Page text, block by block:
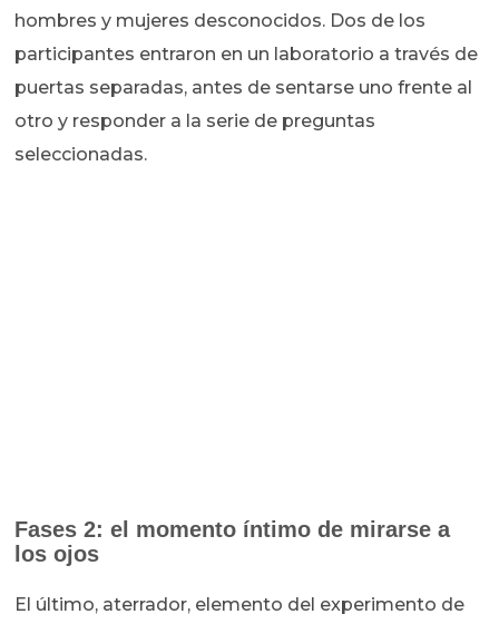
hombres y mujeres desconocidos. Dos de los
participantes entraron en un laboratorio a través de
puertas separadas, antes de sentarse uno frente al
otro y responder a la serie de preguntas
seleccionadas.
Fases 2: el momento íntimo de mirarse a
los ojos
El último, aterrador, elemento del experimento de